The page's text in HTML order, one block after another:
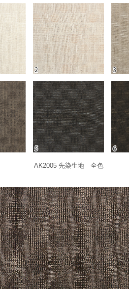
AK2005 先染生地 全色